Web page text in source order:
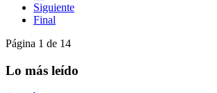
Siguiente
Final
Página 1 de 14
Lo más leído